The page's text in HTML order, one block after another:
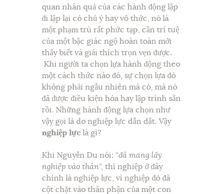
quan nhân quả của các hành động lập
đi lập lại có chủ ý hay vô thức, nó là
một phạm trù rất phức tạp, cần trí tuệ
của một bậc giác ngộ hoàn toàn mới
thấy biết và giải thích trọn vẹn được.
Khi người ta chọn lựa hành động theo
một cách thức nào đó, sự chọn lựa đó
không phải ngẫu nhiên mà có, mà nó
đã được điều kiện hóa hay lập trình sẵn
rồi. Những hành động lựa chọn như
vậy gọi là do nghiệp lực dẫn dắt. Vậy
nghiệp lực là gì?
Khi Nguyễn Du nói: “đã mang lấy
nghiệp vào thân”, thì nghiệp ở đây
chính là nghiệp lực, vì nghiệp đó đã
cột chặt vào thân phận của một con